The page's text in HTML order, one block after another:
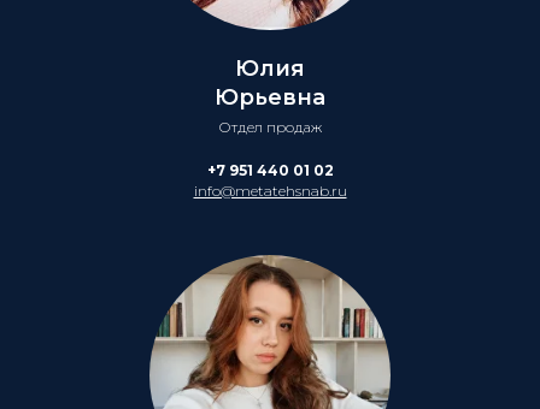
Юлия
Юрьевна
Отдел продаж
+7 951 440 01 02
info@metatehsnab.ru